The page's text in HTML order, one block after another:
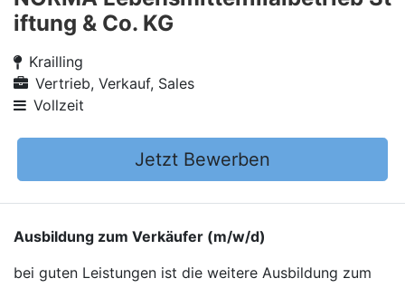
iftung & Co. KG
Krailling
Vertrieb, Verkauf, Sales
Vollzeit
Jetzt Bewerben
Ausbildung zum Verkäufer (m/w/d)
bei guten Leistungen ist die weitere Ausbildung zum